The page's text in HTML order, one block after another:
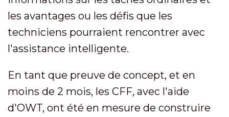
les avantages ou les défis que les
techniciens pourraient rencontrer avec
l'assistance intelligente.
En tant que preuve de concept, et en
moins de 2 mois, les CFF, avec l'aide
d'OWT, ont été en mesure de construire